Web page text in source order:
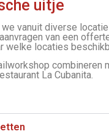
uitje
vanuit diverse
van een
welke locaties
combineren
La Cubanita.